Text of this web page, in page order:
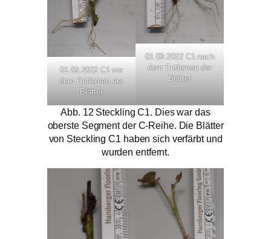
01.09.2022 C1 vor
dem Entfernen der
Blätter
01.09.2022 C1 nach
dem Entfernen der
Blätter
Abb. 12 Steckling C1. Dies war das
oberste Segment der C-Reihe. Die Blätter
von Steckling C1 haben sich verfärbt und
wurden entfernt.